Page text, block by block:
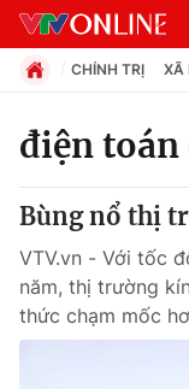
Chuyên mục
Xã hội
CHÍNH TRỊ XÃ
điện toán
Bùng nổ thị
VTV.vn - Với tốc
năm, thị trường
thức chạm mốc